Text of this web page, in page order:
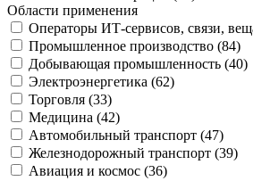
Области применения
Операторы ИТ-сервисов, связи,
Промышленное производство (84)
Добывающая промышленность (40)
Электроэнергетика (62)
Торговля (33)
Медицина (42)
Автомобильный транспорт (47)
Железнодорожный транспорт (39)
Авиация и космос (36)